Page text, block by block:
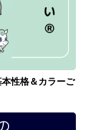
性格＆カラーご